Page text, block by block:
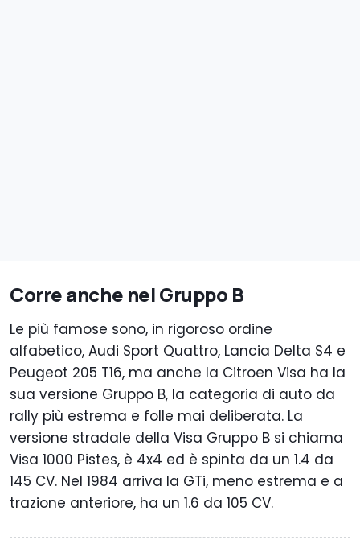
Corre anche nel Gruppo B
Le più famose sono, in rigoroso ordine
alfabetico, Audi Sport Quattro, Lancia Delta S4 e
Peugeot 205 T16, ma anche la Citroen Visa ha la
sua versione Gruppo B, la categoria di auto da
rally più estrema e folle mai deliberata. La
versione stradale della Visa Gruppo B si chiama
Visa 1000 Pistes, è 4x4 ed è spinta da un 1.4 da
145 CV. Nel 1984 arriva la GTi, meno estrema e a
trazione anteriore, ha un 1.6 da 105 CV.